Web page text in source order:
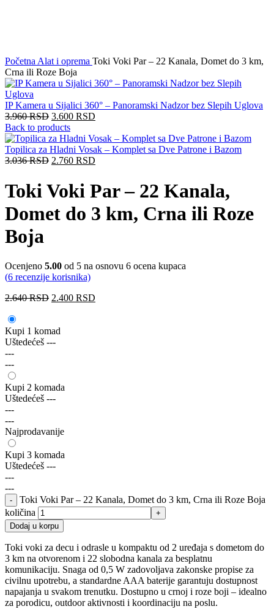
PočetnaAlat i oprema Toki Voki Par – 22 Kanala, Domet do 3 km,
Crna ili Roze Boja
IP Kamera u Sijalici 360° – Panoramski Nadzor bez Slepih Uglova
3.960RSD 3.600 RSD
Back to products
Topilica za Hladni Vosak – Komplet sa Dve Patrone i Bazom
3.036RSD 2.760 RSD
Toki Voki Par – 22 Kanala,
Domet do 3 km, Crna ili Roze
Boja
Ocenjeno 5.00 od 5 na osnovu 6 ocena kupaca
(6 recenzije korisnika)
2.640RSD 2.400 RSD
Kupi 1 komad
Uštedećeš ---
---
---
Kupi 2 komada
Uštedećeš ---
---
---
Najprodavanije
Kupi 3 komada
Uštedećeš ---
---
---
Toki Voki Par – 22 Kanala, Domet do 3 km, Crna ili Roze Boja
količina
Dodaj u korpu
Toki voki za decu i odrasle u kompaktu od 2 uređaja s dometom do
3 km na otvorenom i 22 slobodna kanala za besplatnu
komunikaciju. Snaga od 0,5 W zadovoljava zakonske propise za
civilnu upotrebu, a standardne AAA baterije garantuju dostupnost
napajanja u svakom trenutku. Dostupno u crnoj i roze boji – idealno
za porodicu, outdoor aktivnosti i koordinaciju na poslu.